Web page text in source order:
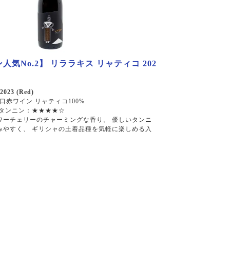
人気No.2】 リララキス リャティコ 202
(Red)
赤ワイン リャティコ100%
ンニン：★★★★☆
ーチェリーのチャーミングな香り。 優しいタンニ
やすく、 ギリシャの土着品種を気軽に楽しめる入